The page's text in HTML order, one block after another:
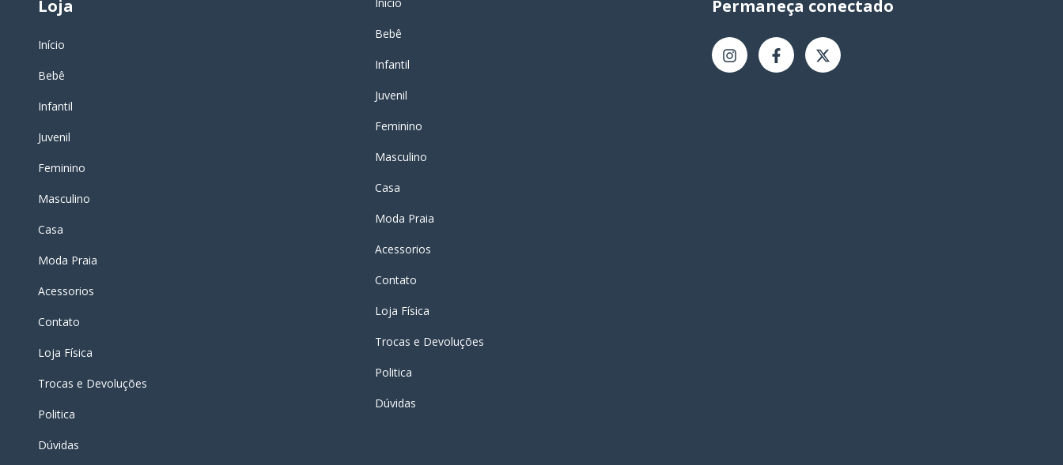
Loja
Início
Bebê
Infantil
Juvenil
Feminino
Masculino
Casa
Moda Praia
Acessorios
Contato
Loja Física
Trocas e Devoluções
Politica
Dúvidas
Bebê
Infantil
Juvenil
Feminino
Masculino
Casa
Moda Praia
Acessorios
Contato
Loja Física
Trocas e Devoluções
Politica
Dúvidas
Permaneça conectado